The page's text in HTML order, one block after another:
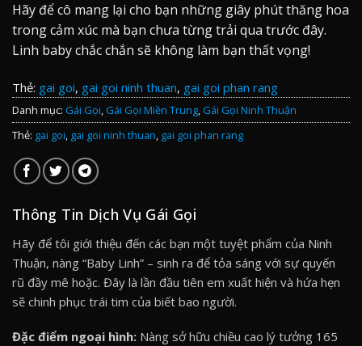
Hãy để cô mang lại cho bạn những giây phút thăng hoa
trong cảm xúc mà bạn chưa từng trải qua trước đây.
Linh baby chắc chắn sẽ không làm bạn thất vọng!
Thẻ: gai goi, gai goi ninh thuan, gai goi phan rang
Danh mục: Gái Gọi, Gái Gọi Miền Trung, Gái Gọi Ninh Thuận
Thẻ: gai goi, gai goi ninh thuan, gai goi phan rang
Thông Tin Dịch Vụ Gái Gọi
Hãy để tôi giới thiệu đến các bạn một tuyệt phẩm của Ninh
Thuận, nàng “Baby Linh” – sinh ra để tỏa sáng với sự quyến
rũ đầy mê hoặc. Đây là lần đầu tiên em xuất hiện và hứa hẹn
sẽ chinh phục trái tim của biết bao người.
Đặc điểm ngoại hình: Nàng sở hữu chiều cao lý tưởng 165